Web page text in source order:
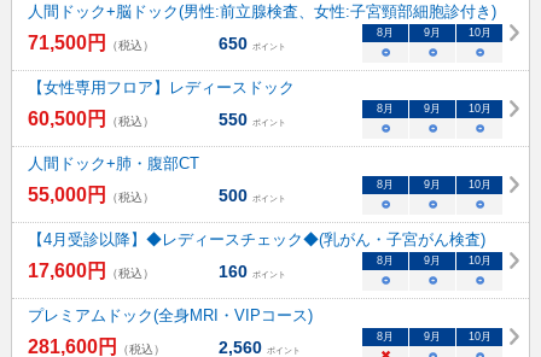
人間ドック+脳ドック(男性:前立腺検査、女性:子宮頸部細胞診付き)
71,500円 （税込） 650 ポイント
8 月 9 月 10月
○ ○ ○
【女性専用フロア】レディースドック
60,500円 （税込） 550 ポイント
8 月 9 月 10月
○ ○ ○
人間ドック+肺・腹部CT
55,000円 （税込） 500 ポイント
8 月 9 月 10月
○ ○ ○
【4月受診以降】◆レディースチェック◆(乳がん・子宮がん検査)
17,600円 （税込） 160 ポイント
8 月 9 月 10月
○ ○ ○
プレミアムドック(全身MRI・VIPコース)
281,600円 （税込） 2,560 ポイント
8 月 9 月 10月